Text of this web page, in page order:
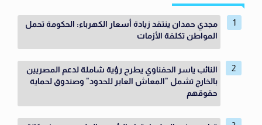
مجدي حمدان ينتقد زيادة أسعار الكهرباء: الحكومة تحمل
المواطن تكلفة الأزمات
النائب ياسر الحفناوي يطرح رؤية شاملة لدعم المصريين
بالخارج تشمل "المعاش العابر للحدود" وصندوق لحماية
حقوقهم